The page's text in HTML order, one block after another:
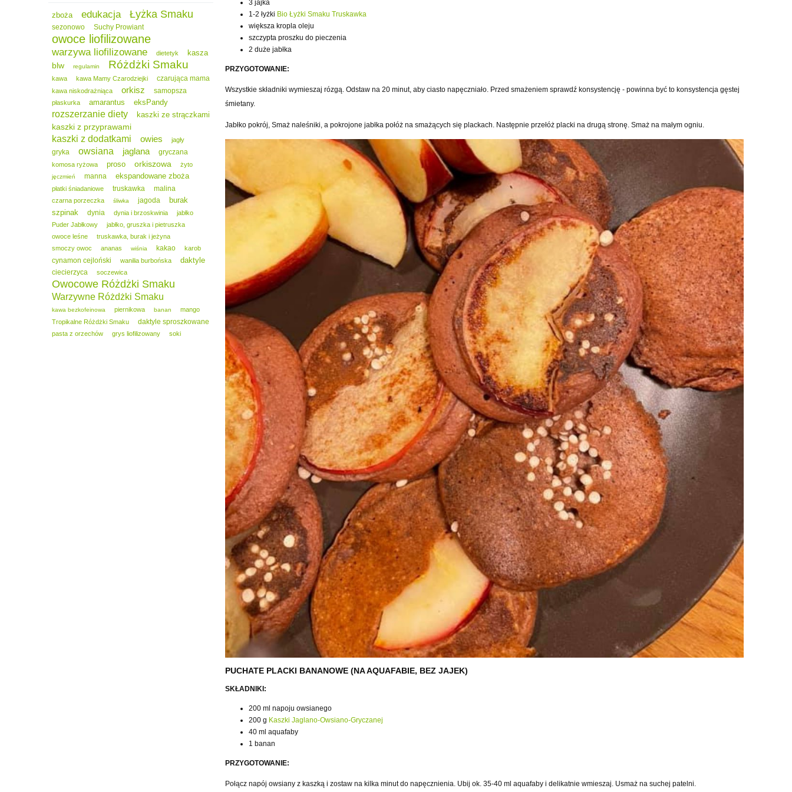
zboża edukacja Łyżka Smaku
sezonowo Suchy Prowiant
owoce liofilizowane
warzywa liofilizowane dietetyk kasza
blw regulamin Różdżki Smaku
kawa kawa Mamy Czarodziejki czarująca mama
kawa niskodrażniąca orkisz samopsza
płaskurka amarantus eksPandy
rozszerzanie diety kaszki ze strączkami
kaszki z przyprawami
kaszki z dodatkami owies jagły
gryka owsiana jaglana gryczana
komosa ryżowa proso orkiszowa żyto
jęczmień manna ekspandowane zboża
płatki śniadaniowe truskawka malina
czarna porzeczka śliwka jagoda
burak
szpinak
dynia dynia i brzoskwinia
jabłko
Puder Jabłkowy
jabłko, gruszka i pietruszka
owoce leśne
truskawka, burak i jeżyna
smoczy owoc
ananas wiśnia kakao karob
cynamon cejloński wanilia burbońska daktyle
ciecierzyca soczewica
Owocowe Różdżki Smaku
Warzywne Różdżki Smaku
kawa bezkofeinowa piernikowa banan
mango
Tropikalne Różdżki Smaku
daktyle sproszkowane
pasta z orzechów grys liofilizowany soki
3 jajka
1-2 łyżki Bio Łyżki Smaku Truskawka
większa kropla oleju
szczypta proszku do pieczenia
2 duże jabłka
PRZYGOTOWANIE:
Wszystkie składniki wymieszaj rózgą. Odstaw na 20 minut, aby ciasto napęczniało. Przed smażeniem sprawdź konsystencję - powinna być to konsystencja gęstej
śmietany.
Jabłko pokrój, Smaż naleśniki, a pokrojone jabłka połóż na smażących się plackach. Następnie przełóż placki na drugą stronę. Smaż na małym ogniu.
PUCHATE PLACKI BANANOWE (NA AQUAFABIE, BEZ JAJEK)
SKŁADNIKI:
200 ml napoju owsianego
200 g Kaszki Jaglano-Owsiano-Gryczanej
40 ml aquafaby
1 banan
PRZYGOTOWANIE:
Połącz napój owsiany z kaszką i zostaw na kilka minut do napęcznienia. Ubij ok. 35-40 ml aquafaby i delikatnie wmieszaj. Usmaż na suchej patelni.